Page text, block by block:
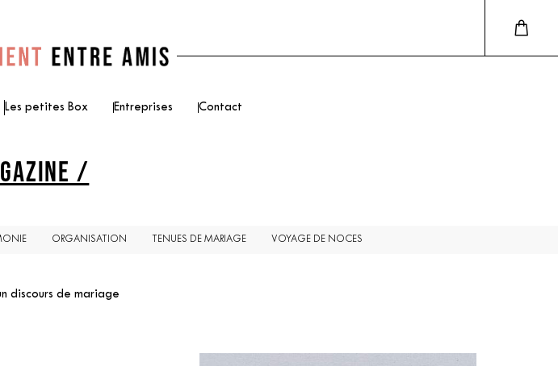
Les petites Box Entreprises Contact
/
ORGANISATION TENUES DE MARIAGE VOYAGE DE NOCES
discours de mariage